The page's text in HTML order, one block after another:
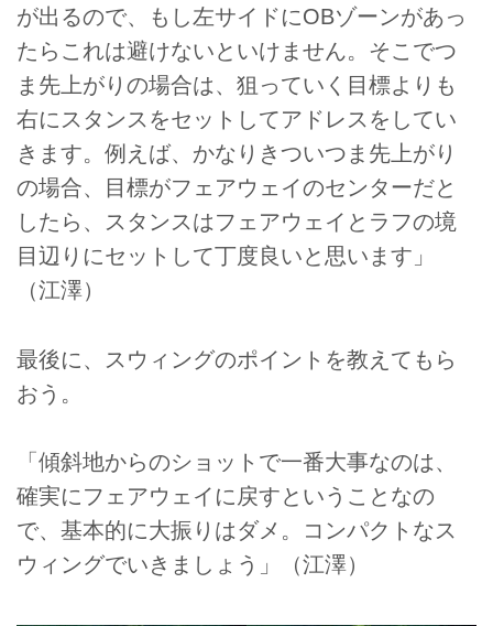
が出るので、もし左サイドにOBゾーンがあっ
たらこれは避けないといけません。そこでつ
ま先上がりの場合は、狙っていく目標よりも
右にスタンスをセットしてアドレスをしてい
きます。例えば、かなりきついつま先上がり
の場合、目標がフェアウェイのセンターだと
したら、スタンスはフェアウェイとラフの境
目辺りにセットして丁度良いと思います」
（江澤）
最後に、スウィングのポイントを教えてもら
おう。
「傾斜地からのショットで一番大事なのは、
確実にフェアウェイに戻すということなの
で、基本的に大振りはダメ。コンパクトなス
ウィングでいきましょう」（江澤）